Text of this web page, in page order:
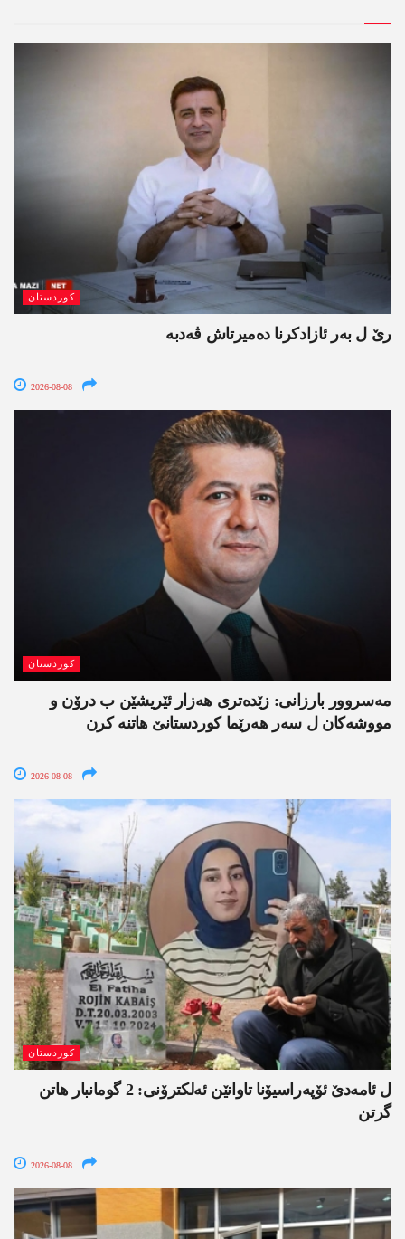
کوردستان
رێ ل بەر ئازادکرنا دەمیرتاش ڤەدبە
2026-08-08
کوردستان
مەسروور بارزانی: زێدەتری ھەزار ئێریشێن ب درۆن و
مووشەکان ل سەر ھەرێما کوردستانێ ھاتنە کرن
2026-08-08
کوردستان
ل ئامەدێ ئۆپەراسیۆنا تاوانێن ئەلکترۆنی: 2 گومانبار ھاتن
گرتن
2026-08-08